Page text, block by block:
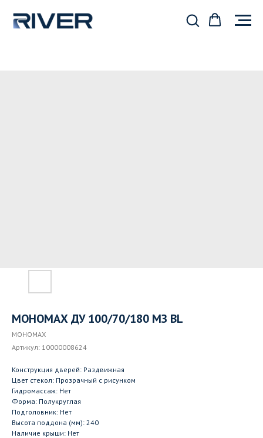
МОНОМАХ ДУ 100/70/180 МЗ BL
МОНОМАХ
Артикул: 10000008624
Конструкция дверей: Раздвижная
Цвет стекол: Прозрачный с рисунком
Гидромассаж: Нет
Форма: Полукруглая
Подголовник: Нет
Высота поддона (мм): 240
Наличие крыши: Нет